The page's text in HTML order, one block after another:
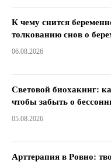
К чему снится
толкованию снов о
06.08.2026
Световой биохакинг:
чтобы забыть о
05.08.2026
Арттерапия в Ровно: